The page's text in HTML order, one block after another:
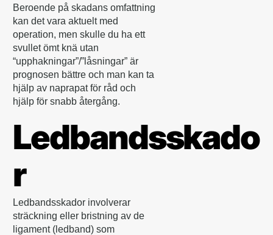
Beroende på skadans omfattning
kan det vara aktuelt med
operation, men skulle du ha ett
svullet ömt knä utan
“upphakningar”/”låsningar” är
prognosen bättre och man kan ta
hjälp av naprapat för råd och
hjälp för snabb återgång.
Ledbandsskado
r
Ledbandsskador involverar
sträckning eller bristning av de
ligament (ledband) som